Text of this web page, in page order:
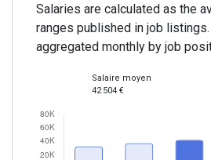
Salaries are calculated as the
ranges published in job
aggregated monthly by job
Salaire moyen
42 504 €